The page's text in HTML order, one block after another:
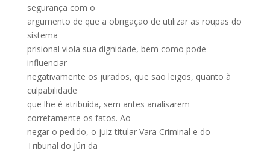
segurança com o
argumento de que a obrigação de utilizar as roupas do
sistema
prisional viola sua dignidade, bem como pode
influenciar
negativamente os jurados, que são leigos, quanto à
culpabilidade
que lhe é atribuída, sem antes analisarem
corretamente os fatos. Ao
negar o pedido, o juiz titular Vara Criminal e do
Tribunal do Júri da